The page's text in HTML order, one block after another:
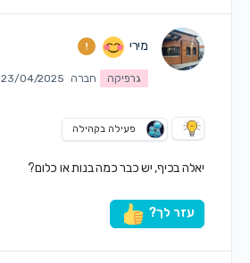
מירי
גרפיקה חברה 23/04/2025 ב4:59 pm
פעילה בקהילה
יאלה בכיף, יש כבר כמה בנות או כלום?
עזר לך?